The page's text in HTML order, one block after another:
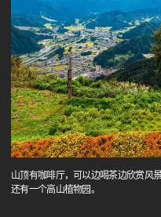
山顶有咖啡厅，可以边喝茶边欣赏风景
还有一个高山植物园。